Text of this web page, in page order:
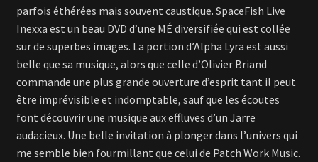
parfois éthérées mais souvent caustique. SpaceFish Live
Inexxa est un beau DVD d’une MÉ diversifiée qui est collée
sur de superbes images. La portion d’Alpha Lyra est aussi
belle que sa musique, alors que celle d’Olivier Briand
commande une plus grande ouverture d’esprit tant il peut
être imprévisible et indomptable, sauf que les écoutes
font découvrir une musique aux effluves d’un Jarre
audacieux. Une belle invitation à plonger dans l’univers qui
me semble bien fourmillant que celui de Patch Work Music.